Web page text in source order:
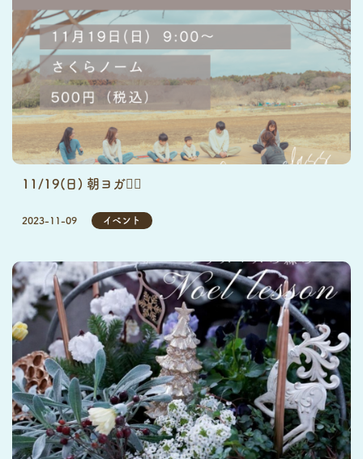
11/19(日) 朝ヨガ🧘‍♀️
2023-11-09 イベント